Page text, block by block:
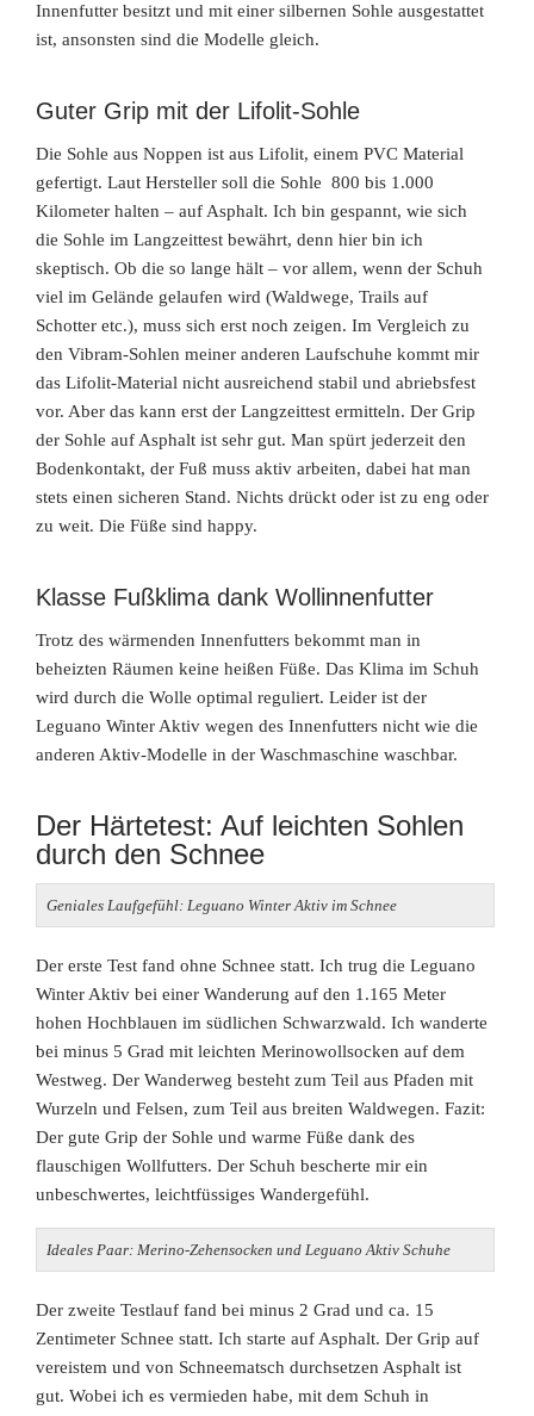
Innenfutter besitzt und mit einer silbernen Sohle ausgestattet
ist, ansonsten sind die Modelle gleich.
Guter Grip mit der Lifolit-Sohle
Die Sohle aus Noppen ist aus Lifolit, einem PVC Material
gefertigt. Laut Hersteller soll die Sohle 800 bis 1.000
Kilometer halten – auf Asphalt. Ich bin gespannt, wie sich
die Sohle im Langzeittest bewährt, denn hier bin ich
skeptisch. Ob die so lange hält – vor allem, wenn der Schuh
viel im Gelände gelaufen wird (Waldwege, Trails auf
Schotter etc.), muss sich erst noch zeigen. Im Vergleich zu
den Vibram-Sohlen meiner anderen Laufschuhe kommt mir
das Lifolit-Material nicht ausreichend stabil und abriebsfest
vor. Aber das kann erst der Langzeittest ermitteln. Der Grip
der Sohle auf Asphalt ist sehr gut. Man spürt jederzeit den
Bodenkontakt, der Fuß muss aktiv arbeiten, dabei hat man
stets einen sicheren Stand. Nichts drückt oder ist zu eng oder
zu weit. Die Füße sind happy.
Klasse Fußklima dank Wollinnenfutter
Trotz des wärmenden Innenfutters bekommt man in
beheizten Räumen keine heißen Füße. Das Klima im Schuh
wird durch die Wolle optimal reguliert. Leider ist der
Leguano Winter Aktiv wegen des Innenfutters nicht wie die
anderen Aktiv-Modelle in der Waschmaschine waschbar.
Der Härtetest: Auf leichten Sohlen
durch den Schnee
GenialesLaufgefühl: Leguano Winter Aktiv im Schnee
Der erste Test fand ohne Schnee statt. Ich trug die Leguano
Winter Aktiv bei einer Wanderung auf den 1.165 Meter
hohen Hochblauen im südlichen Schwarzwald. Ich wanderte
bei minus 5 Grad mit leichten Merinowollsocken auf dem
Westweg. Der Wanderweg besteht zum Teil aus Pfaden mit
Wurzeln und Felsen, zum Teil aus breiten Waldwegen. Fazit:
Der gute Grip der Sohle und warme Füße dank des
flauschigen Wollfutters. Der Schuh bescherte mir ein
unbeschwertes, leichtfüssiges Wandergefühl.
Ideales Paar: Merino-Zehensocken und Leguano Aktiv Schuhe
Der zweite Testlauf fand bei minus 2 Grad und ca. 15
Zentimeter Schnee statt. Ich starte auf Asphalt. Der Grip auf
vereistem und von Schneematsch durchsetzen Asphalt ist
gut. Wobei ich es vermieden habe, mit dem Schuh in